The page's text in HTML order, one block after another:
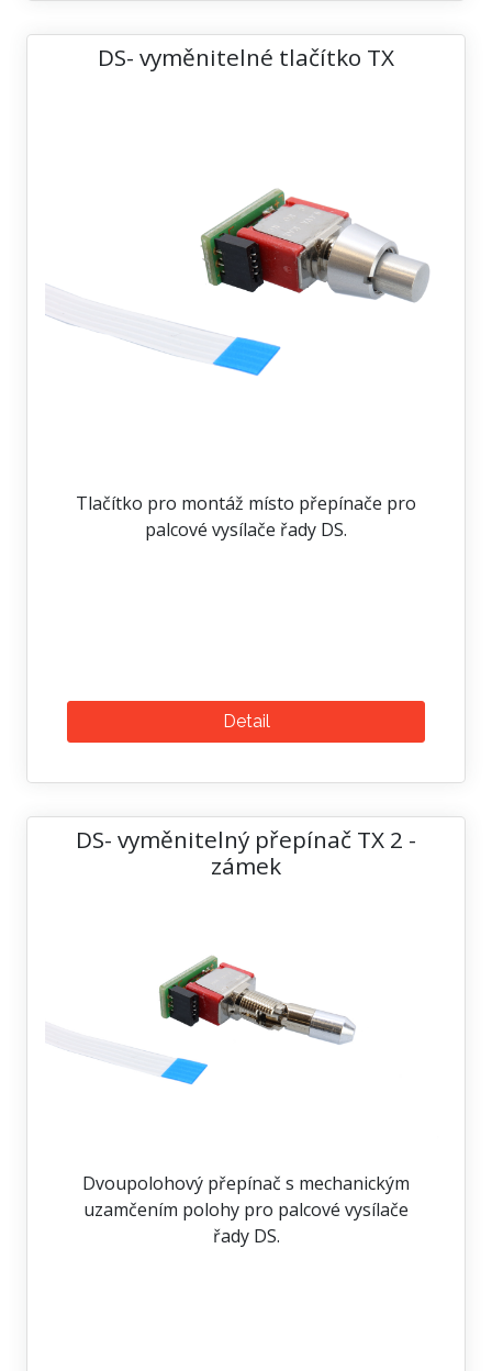
DS- vyměnitelné tlačítko TX
Tlačítko pro montáž místo přepínače pro
palcové vysílače řady DS.
Detail
DS- vyměnitelný přepínač TX 2 -
zámek
Dvoupolohový přepínač s mechanickým
uzamčením polohy pro palcové vysílače
řady DS.